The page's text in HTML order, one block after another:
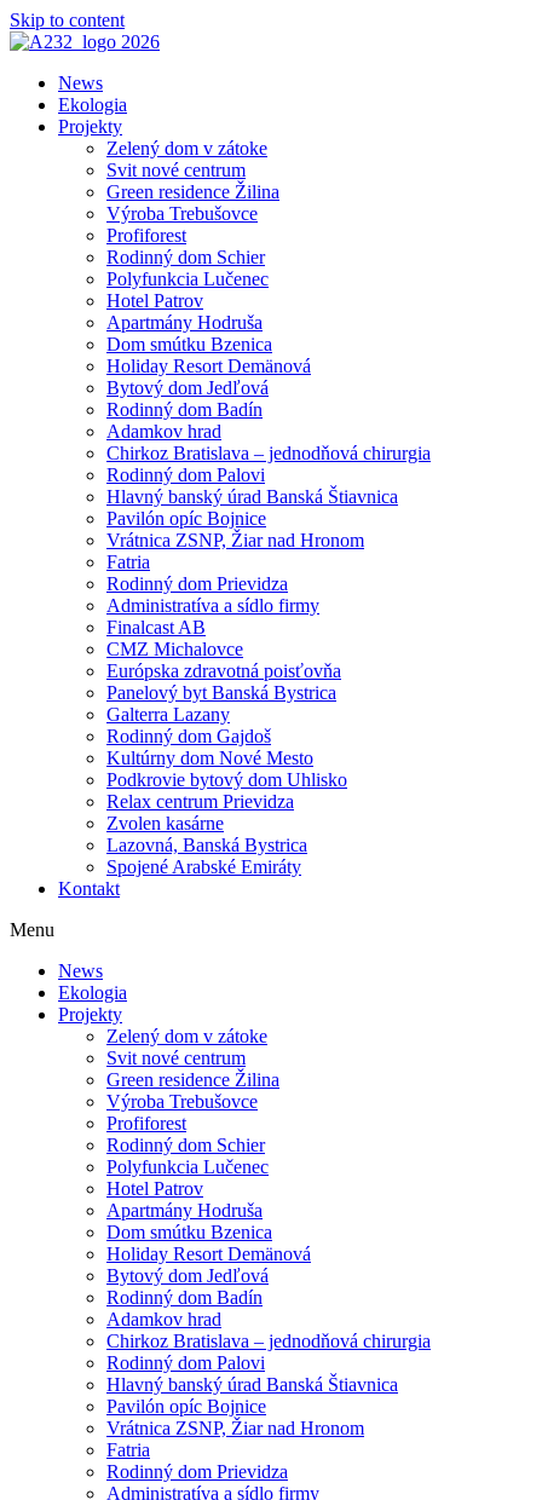
Skip to content
News
Ekologia
Projekty
Zelený dom v zátoke
Svit nové centrum
Green residence Žilina
Výroba Trebušovce
Profiforest
Rodinný dom Schier
Polyfunkcia Lučenec
Hotel Patrov
Apartmány Hodruša
Dom smútku Bzenica
Holiday Resort Demänová
Bytový dom Jedľová
Rodinný dom Badín
Adamkov hrad
Chirkoz Bratislava – jednodňová chirurgia
Rodinný dom Palovi
Hlavný banský úrad Banská Štiavnica
Pavilón opíc Bojnice
Vrátnica ZSNP, Žiar nad Hronom
Fatria
Rodinný dom Prievidza
Administratíva a sídlo firmy
Finalcast AB
CMZ Michalovce
Európska zdravotná poisťovňa
Panelový byt Banská Bystrica
Galterra Lazany
Rodinný dom Gajdoš
Kultúrny dom Nové Mesto
Podkrovie bytový dom Uhlisko
Relax centrum Prievidza
Zvolen kasárne
Lazovná, Banská Bystrica
Spojené Arabské Emiráty
Kontakt
Menu
News
Ekologia
Projekty
Zelený dom v zátoke
Svit nové centrum
Green residence Žilina
Výroba Trebušovce
Profiforest
Rodinný dom Schier
Polyfunkcia Lučenec
Hotel Patrov
Apartmány Hodruša
Dom smútku Bzenica
Holiday Resort Demänová
Bytový dom Jedľová
Rodinný dom Badín
Adamkov hrad
Chirkoz Bratislava – jednodňová chirurgia
Rodinný dom Palovi
Hlavný banský úrad Banská Štiavnica
Pavilón opíc Bojnice
Vrátnica ZSNP, Žiar nad Hronom
Fatria
Rodinný dom Prievidza
Administratíva a sídlo firmy